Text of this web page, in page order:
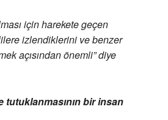
için harekete geçen
izlendiklerini ve benzer
açısından önemli” diye
tutuklanmasının bir insan